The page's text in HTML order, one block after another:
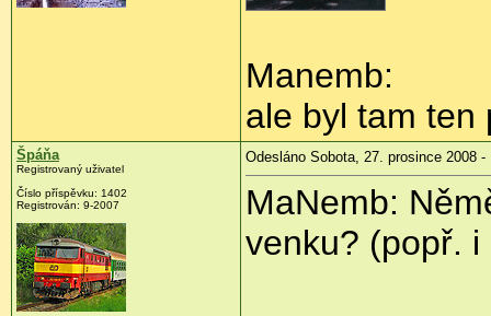
Manemb:
ale byl tam ten
Špáňa
Registrovaný uživatel
Číslo příspěvku: 1402
Registrován: 9-2007
Odesláno Sobota, 27. prosince 2008 -
MaNemb:
venku? (popř.